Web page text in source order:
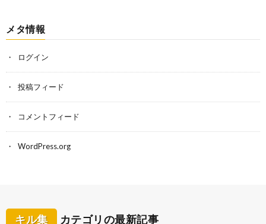
メタ情報
ログイン
投稿フィード
コメントフィード
WordPress.org
キル集 カテゴリの最新記事